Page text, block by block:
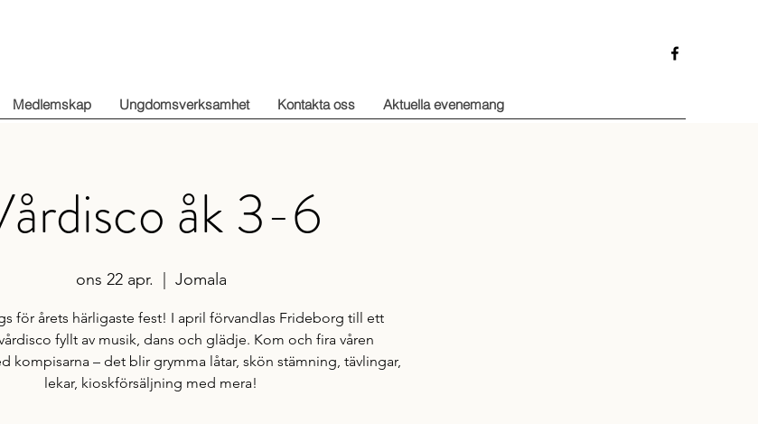
Medlemskap Ungdomsverksamhet Kontakta oss Aktuella evenemang
åk 3-6
ons 22 apr. Jomala
för årets härligaste fest! I april förvandlas Frideborg till ett
fyllt av musik, dans och glädje. Kom och fira våren
kompisarna – det blir grymma låtar, skön stämning, tävlingar,
lekar, kioskförsäljning med mera!